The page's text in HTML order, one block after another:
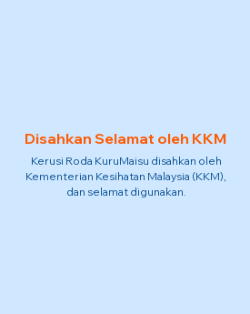
Disahkan Selamat oleh KKM
Kerusi Roda KuruMaisu disahkan oleh
Kementerian Kesihatan Malaysia (KKM),
dan selamat digunakan.